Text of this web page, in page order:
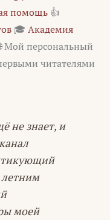
помощь 👍
🎓 Академия
Мой персональный
читателями
не знает, и
летним
моей